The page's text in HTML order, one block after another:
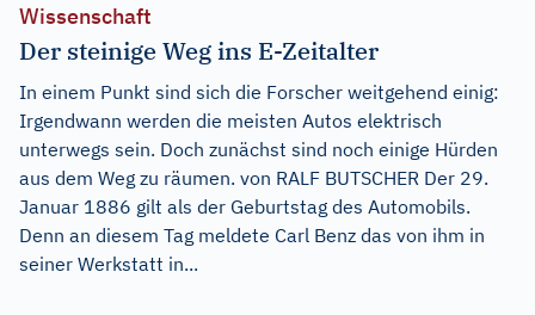
Wissenschaft
Der steinige Weg ins E-Zeitalter
In einem Punkt sind sich die Forscher weitgehend einig:
Irgendwann werden die meisten Autos elektrisch
unterwegs sein. Doch zunächst sind noch einige Hürden
aus dem Weg zu räumen. von RALF BUTSCHER Der 29.
Januar 1886 gilt als der Geburtstag des Automobils.
Denn an diesem Tag meldete Carl Benz das von ihm in
seiner Werkstatt in...